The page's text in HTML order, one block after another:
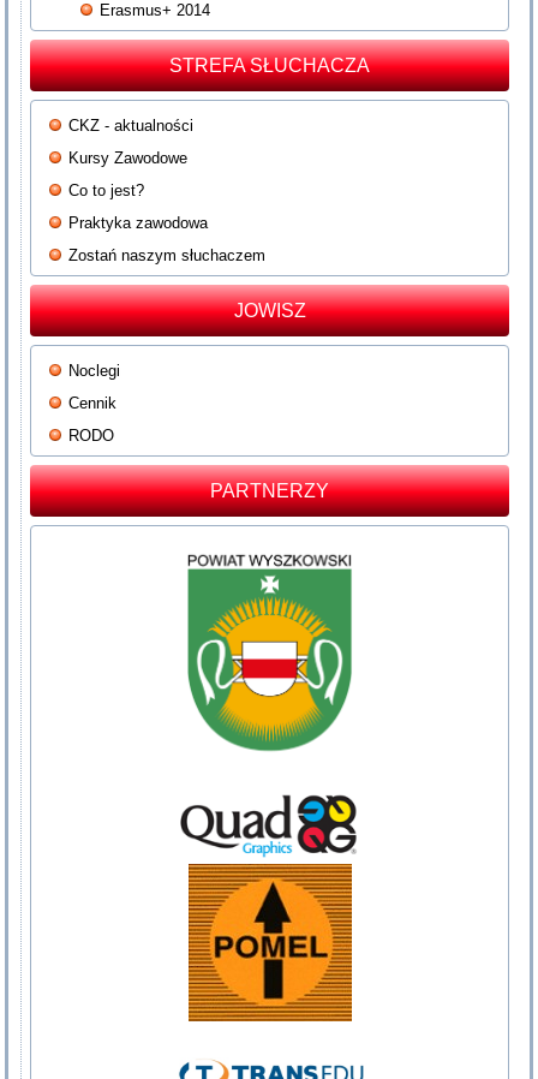
Erasmus+ 2014
STREFA SŁUCHACZA
CKZ - aktualności
Kursy Zawodowe
Co to jest?
Praktyka zawodowa
Zostań naszym słuchaczem
JOWISZ
Noclegi
Cennik
RODO
PARTNERZY